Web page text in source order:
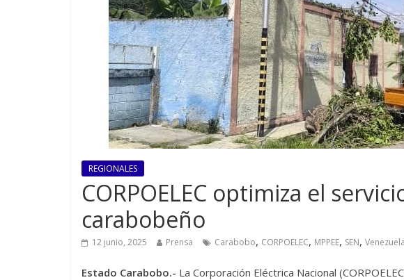
REGIONALES
CORPOELEC optimiza el
carabobeño
12 junio, 2025 Prensa Carabobo, CORPOELEC, MPPEE, SEN, Venezuela
Estado Carabobo.- La Corporación Eléctrica Nacional